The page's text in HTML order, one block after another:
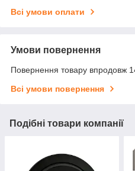
Всі умови оплати
Умови повернення
Повернення товару впродовж
Всі умови повернення
Подібні товари компанії